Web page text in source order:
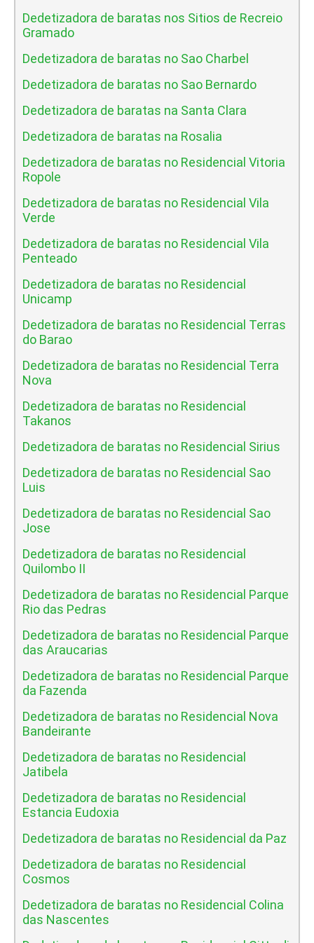
Dedetizadora de baratas nos Sitios de Recreio
Gramado
Dedetizadora de baratas no Sao Charbel
Dedetizadora de baratas no Sao Bernardo
Dedetizadora de baratas na Santa Clara
Dedetizadora de baratas na Rosalia
Dedetizadora de baratas no Residencial Vitoria
Ropole
Dedetizadora de baratas no Residencial Vila
Verde
Dedetizadora de baratas no Residencial Vila
Penteado
Dedetizadora de baratas no Residencial
Unicamp
Dedetizadora de baratas no Residencial Terras
do Barao
Dedetizadora de baratas no Residencial Terra
Nova
Dedetizadora de baratas no Residencial
Takanos
Dedetizadora de baratas no Residencial Sirius
Dedetizadora de baratas no Residencial Sao
Luis
Dedetizadora de baratas no Residencial Sao
Jose
Dedetizadora de baratas no Residencial
Quilombo II
Dedetizadora de baratas no Residencial Parque
Rio das Pedras
Dedetizadora de baratas no Residencial Parque
das Araucarias
Dedetizadora de baratas no Residencial Parque
da Fazenda
Dedetizadora de baratas no Residencial Nova
Bandeirante
Dedetizadora de baratas no Residencial
Jatibela
Dedetizadora de baratas no Residencial
Estancia Eudoxia
Dedetizadora de baratas no Residencial da Paz
Dedetizadora de baratas no Residencial
Cosmos
Dedetizadora de baratas no Residencial Colina
das Nascentes